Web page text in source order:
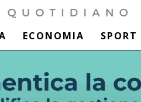
ECONOMIA SPORT